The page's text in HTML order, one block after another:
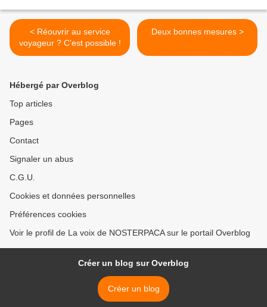
< Réouvrir au service
voyageur ? C'est possible !
Deux bonnes mesures >
Hébergé par Overblog
Top articles
Pages
Contact
Signaler un abus
C.G.U.
Cookies et données personnelles
Préférences cookies
Voir le profil de La voix de NOSTERPACA sur le portail Overblog
Créer un blog sur Overblog
Créer un blog